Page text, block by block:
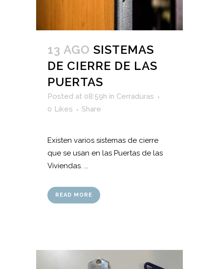
13 AGO SISTEMAS
DE CIERRE DE LAS
PUERTAS
Posted at 08:59h in Cerraduras
0 Likes Share
Existen varios sistemas de cierre
que se usan en las Puertas de las
Viviendas. ...
READ MORE